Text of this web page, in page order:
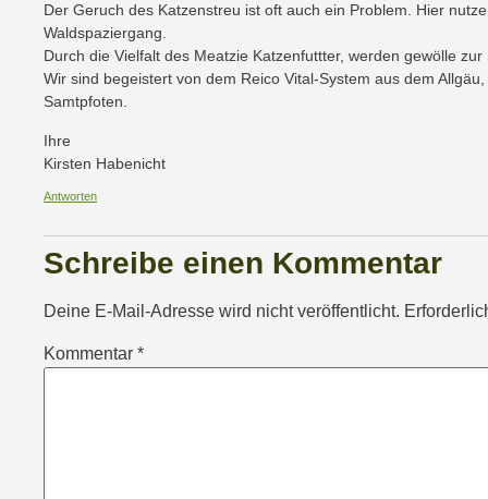
Der Geruch des Katzenstreu ist oft auch ein Problem. Hier
Waldspaziergang.
Durch die Vielfalt des Meatzie Katzenfuttter, werden gewölle
Wir sind begeistert von dem Reico Vital-System aus dem
Samtpfoten.
Ihre
Kirsten Habenicht
Antworten
Schreibe einen Kommentar
Deine E-Mail-Adresse wird nicht veröffentlicht.
Kommentar *